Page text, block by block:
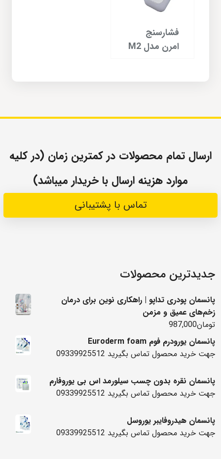
فشارسنج
امرن مدل M2
ارسال تمام محصولات در کمترین زمان (در کلیه
موارد هزینه ارسال با خریدار میباشد)
تماس با پشتیبانی
جدیدترین محصولات
پانسمان پودری تداپو | راهکاری نوین برای درمان
زخم‌های عمیق و مزمن
تومان987,000
پانسمان یورودرم فوم Euroderm foam
جهت خرید محصول تماس بگیرید 09339925512
پانسمان نقره بدون چسب سیلورمد اس بی یوروفارم
جهت خرید محصول تماس بگیرید 09339925512
پانسمان هیدروفایبر یوروسل
جهت خرید محصول تماس بگیرید 09339925512